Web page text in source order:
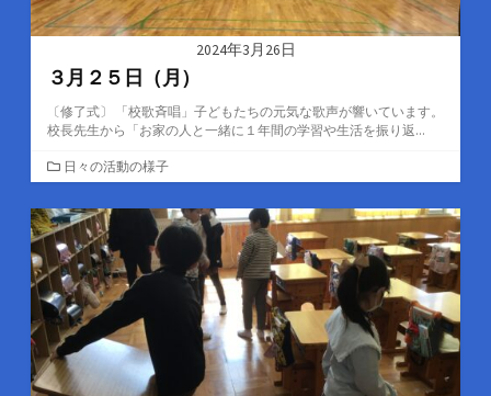
2024年3月26日
３月２５日（月）
〔修了式〕 「校歌斉唱」子どもたちの元気な歌声が響いています。
校長先生から「お家の人と一緒に１年間の学習や生活を振り返...
カ
テ
ゴ
リ
ー
日々の活動の様子